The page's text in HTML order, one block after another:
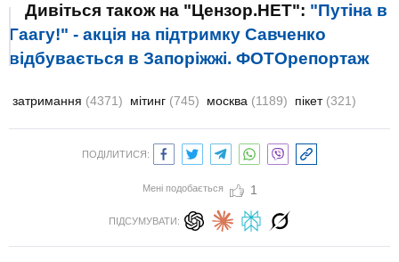
Дивіться також на "Цензор.НЕТ": "Путіна в
Гаагу!" - акція на підтримку Савченко
відбувається в Запоріжжі. ФОТОрепортаж
затримання (4371) мітинг (745) москва (1189) пікет (321)
ПОДІЛИТИСЯ:
Мені подобається 1
ПІДСУМУВАТИ: